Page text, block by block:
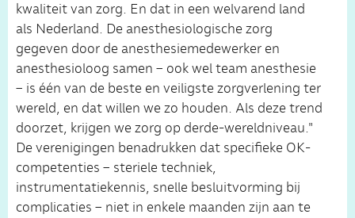
kwaliteit van zorg. En dat in een welvarend land
als Nederland. De anesthesiologische zorg
gegeven door de anesthesiemedewerker en
anesthesioloog samen – ook wel team anesthesie
– is één van de beste en veiligste zorgverlening ter
wereld, en dat willen we zo houden. Als deze trend
doorzet, krijgen we zorg op derde-wereldniveau."
De verenigingen benadrukken dat specifieke OK-
competenties – steriele techniek,
instrumentatiekennis, snelle besluitvorming bij
complicaties – niet in enkele maanden zijn aan te